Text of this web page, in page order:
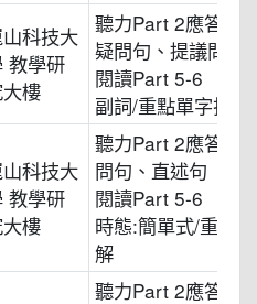
山科技大
教學研
樓
聽力Part 2應答問
疑問句、提議問句
閱讀Part 5-6
副詞/重點單字拆解
山科技大
教學研
樓
聽力Part 2應答問
問句、直述句
閱讀Part 5-6
時態:簡單式/重點
解
聽力Part 2應答問